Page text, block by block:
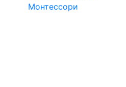
Монтессори